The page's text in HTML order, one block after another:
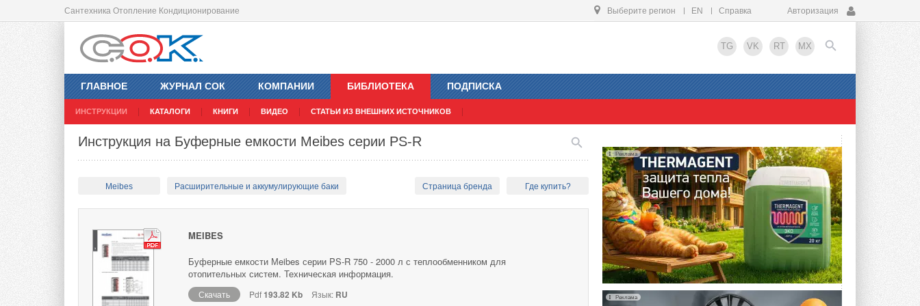
Сантехника Отопление Кондиционирование Выберите регион EN Справка Авторизация
TG VK RT MX
ГЛАВНОЕ ЖУРНАЛ СОК КОМПАНИИ БИБЛИОТЕКА
ИНСТРУКЦИИ КАТАЛОГИ КНИГИ ВИДЕО СТАТЬИ ИЗ ВНЕШНИХ ИСТОЧНИКОВ
ПОДПИСКА
EN
Инструкция на Буферные емкости Мeibes серии PS-R
Meibes Расширительные и аккумулирующие баки Страница бренда Где купить?
MEIBES
Буферные емкости Мeibes серии PS-R 750 - 2000 л с теплообменником для
отопительных систем. Техническая информация.
Скачать Pdf193.82 Kb Язык: RU
Реклама
Реклама